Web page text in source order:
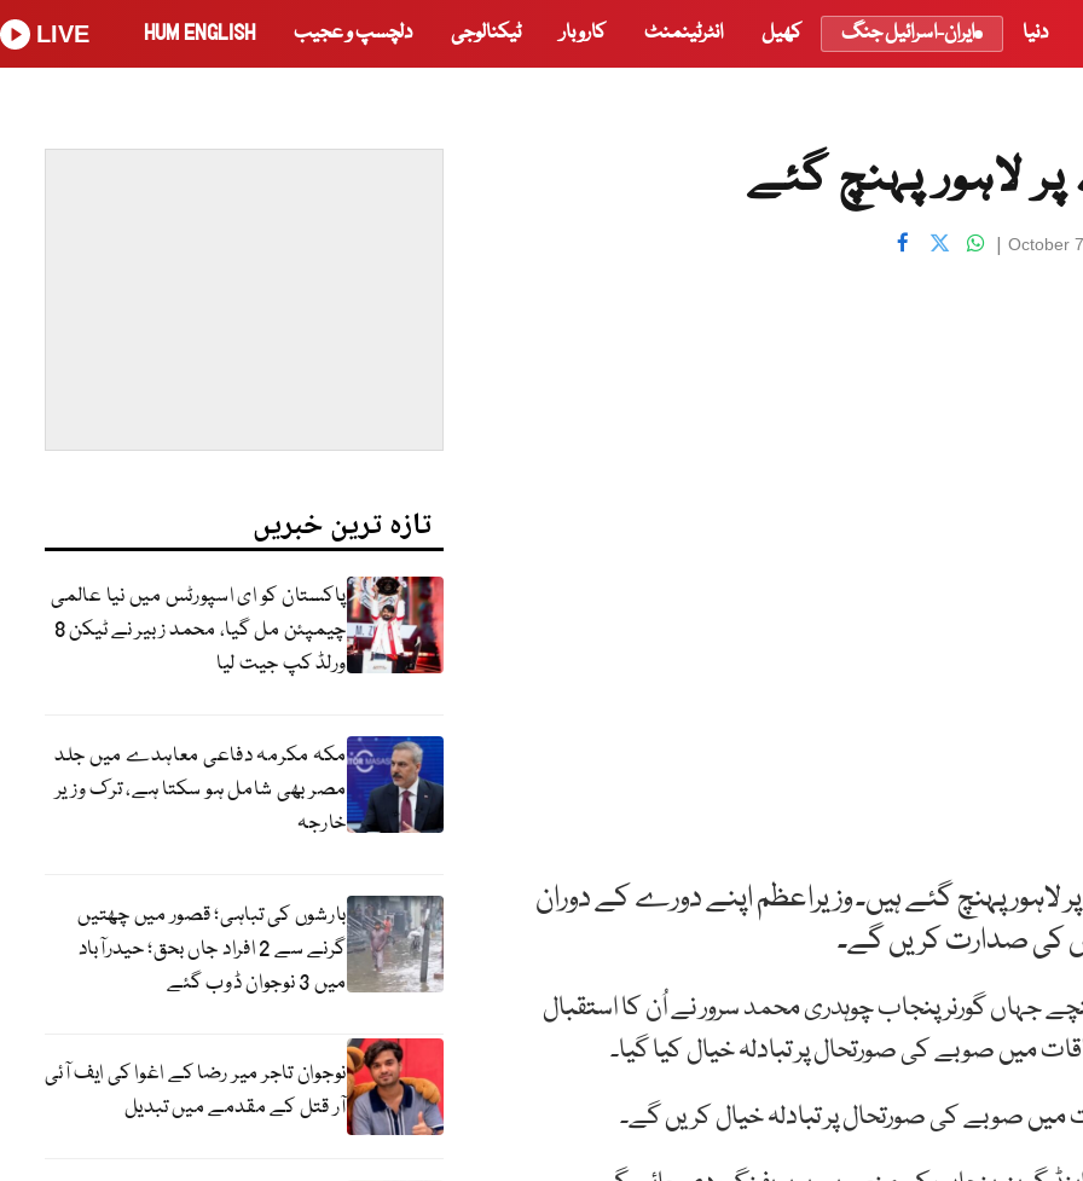
دنیا ایران-اسرائیل جنگ کھیل انٹرٹینمنٹ کاروبار ٹیکنالوجی دلچسپ و عجیب HUM ENGLISH
LIVE
لاہور پہنچ گئے
October
|
لاہور پہنچ گئے ہیں۔ وزیراعظم اپنے دورے کے دوران
کی صدارت کریں گے۔
جہاں گورنر پنجاب چوہدری محمد سرور نے اُن کا استقبال
میں صوبے کی صورتحال پر تبادلہ خیال کیا گیا۔
میں صوبے کی صورتحال پر تبادلہ خیال کریں گے۔
تازہ ترین خبریں
پاکستان کو ای اسپورٹس میں نیا عالمی
چیمپئن مل گیا، محمد زبیر نے ٹیکن 8
ورلڈ کپ جیت لیا
مکہ مکرمہ دفاعی معاہدے میں جلد
مصر بھی شامل ہو سکتا ہے، ترک وزیر
خارجہ
بارشوں کی تباہی؛ قصور میں چھتیں
گرنے سے 2 افراد جاں بحق؛ حیدرآباد
میں 3 نوجوان ڈوب گئے
نوجوان تاجر میر رضا کے اغوا کی ایف آئی
آر قتل کے مقدمے میں تبدیل